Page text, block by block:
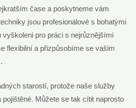
čase a poskytneme vám
jsou profesionálové s bohatými
pro práci s nejrůznějšími
flexibilní a přizpůsobíme se vašim
starostí, protože naše služby
pojištěné. Můžete se tak cítit naprosto